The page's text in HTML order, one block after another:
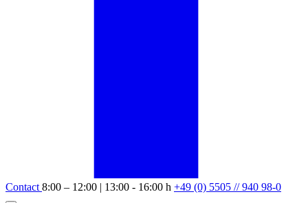
Contact 8:00 – 12:00 | 13:00 - 16:00 h +49 (0) 5505 // 940 98-0